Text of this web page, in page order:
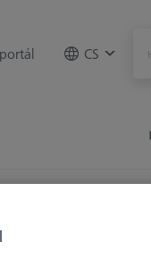
CS
Základní